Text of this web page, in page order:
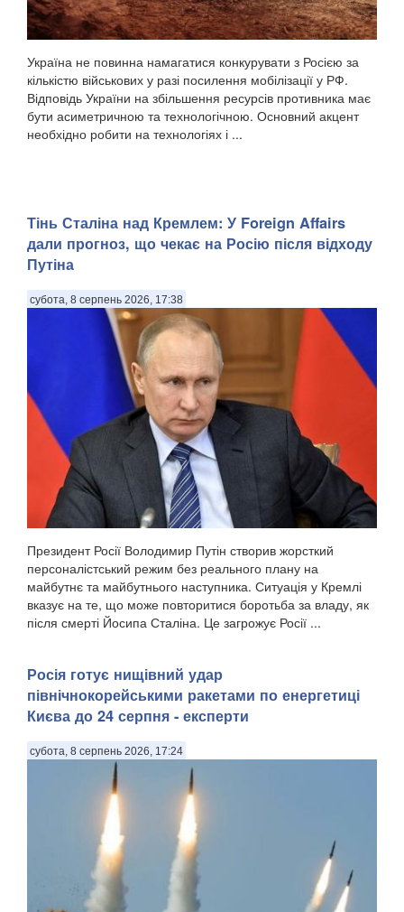
Україна не повинна намагатися конкурувати з Росією за
кількістю військових у разі посилення мобілізації у РФ.
Відповідь України на збільшення ресурсів противника має
бути асиметричною та технологічною. Основний акцент
необхідно робити на технологіях і ...
Тінь Сталіна над Кремлем: У Foreign Affairs
дали прогноз, що чекає на Росію після відходу
Путіна
субота, 8 серпень 2026, 17:38
Президент Росії Володимир Путін створив жорсткий
персоналістський режим без реального плану на
майбутнє та майбутнього наступника. Ситуація у Кремлі
вказує на те, що може повторитися боротьба за владу, як
після смерті Йосипа Сталіна. Це загрожує Росії ...
Росія готує нищівний удар
північнокорейськими ракетами по енергетиці
Києва до 24 серпня - експерти
субота, 8 серпень 2026, 17:24